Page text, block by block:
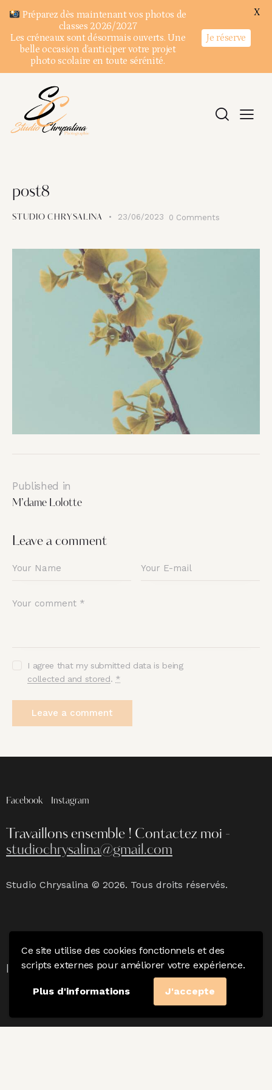
Ce site utilise des cookies fonctionnels et des
scripts externes pour améliorer votre expérience.
Plus d'informations J'accepte
post8
STUDIO CHRYSALINA 23/06/2023 0 Comments
Published in
M’dame Lolotte
Leave a comment
I agree that my submitted data is being
collected and stored. *
Facebook Instagram
Travaillons ensemble ! Contactez moi -
studiochrysalina@gmail.com
Studio Chrysalina © 2026. Tous droits réservés.
Mention Légales|Politique de confidentialité & CGV
|
Charte du photographe
Préparez dès maintenant vos photos de
classes 2026/2027
Les créneaux sont désormais ouverts. Une
belle occasion d’anticiper votre projet
photo scolaire en toute sérénité.
Je réserve
X